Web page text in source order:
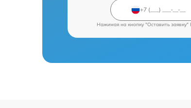
Нажимая на кнопку "Оставить заявку"